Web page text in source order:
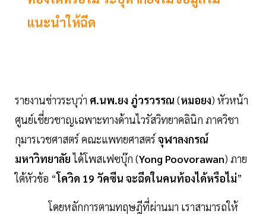
แนะนำให้ฉีด
รายงานข่าวระบุว่า ศ.นพ.ยง ภู่วรวรรณ (หมอยง) หัวหน้า
ศูนย์เชี่ยวชาญเฉพาะทางด้านไวรัสวิทยาคลินิก ภาควิชา
กุมารเวชศาสตร์ คณะแพทยศาสตร์จุฬาลงกรณ์
มหาวิทยาลัยได้โพสเฟซบุ๊ก (Yong Poovorawan) ภาย
ใต้หัวข้อ “โควิด 19 วัคซีน จะฉีดในคนท้องได้หรือไม่”
โดยหลักการตามทฤษฎีที่ผ่านมา เราสามารถให้